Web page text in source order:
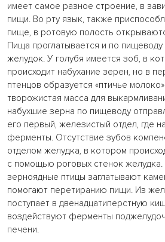
имеет самое разное строение, в
пищи. Во рту язык, также
пище, в ротовую полость
Пища проглатывается и по пищеводу
желудок. У голубя имеется зоб, в
происходит набухание зерен, но в
птенцов образуется «птичье
творожистая масса для
набухшие зерна по пищеводу
его первый, железистый отдел, где
ферменты. Отсутствие зубов
отделом желудка, в котором
с помощью роговых стенок желудка.
зерноядные птицы заглатывают
помогают перетиранию пищи. Из
поступает в двенадцатиперстную
воздействуют ферменты
печени.